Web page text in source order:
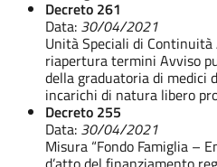
Decreto 261
Data: 30/04/2021
Unità Speciali di Continuità
riapertura termini Avviso
della graduatoria di medici
incarichi di natura libero
Decreto 255
Data: 30/04/2021
Misura “Fondo Famiglia –